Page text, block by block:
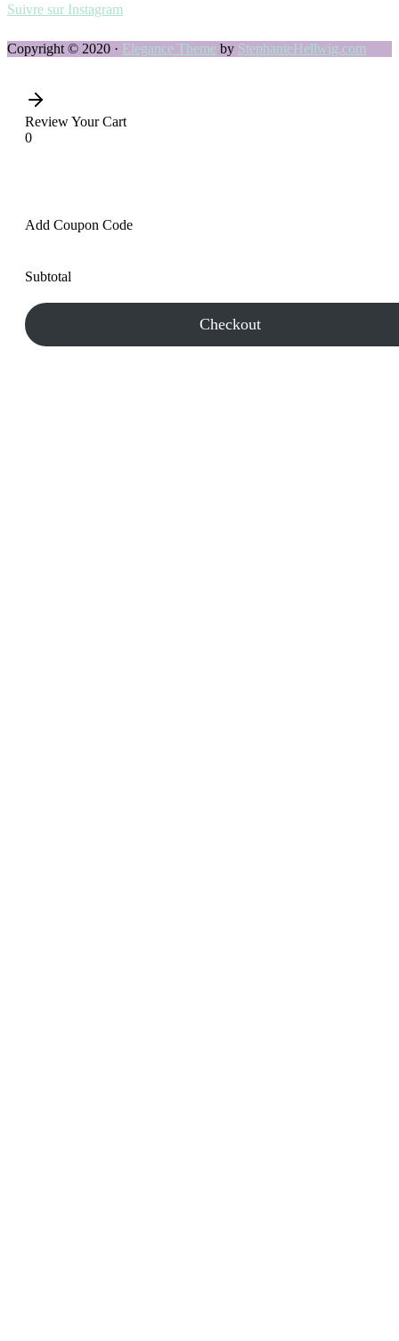
Suivre sur Instagram
Copyright © 2020 · Elegance Theme by StephanieHellwig.com
Review Your Cart
0
Add Coupon Code
Subtotal
Checkout